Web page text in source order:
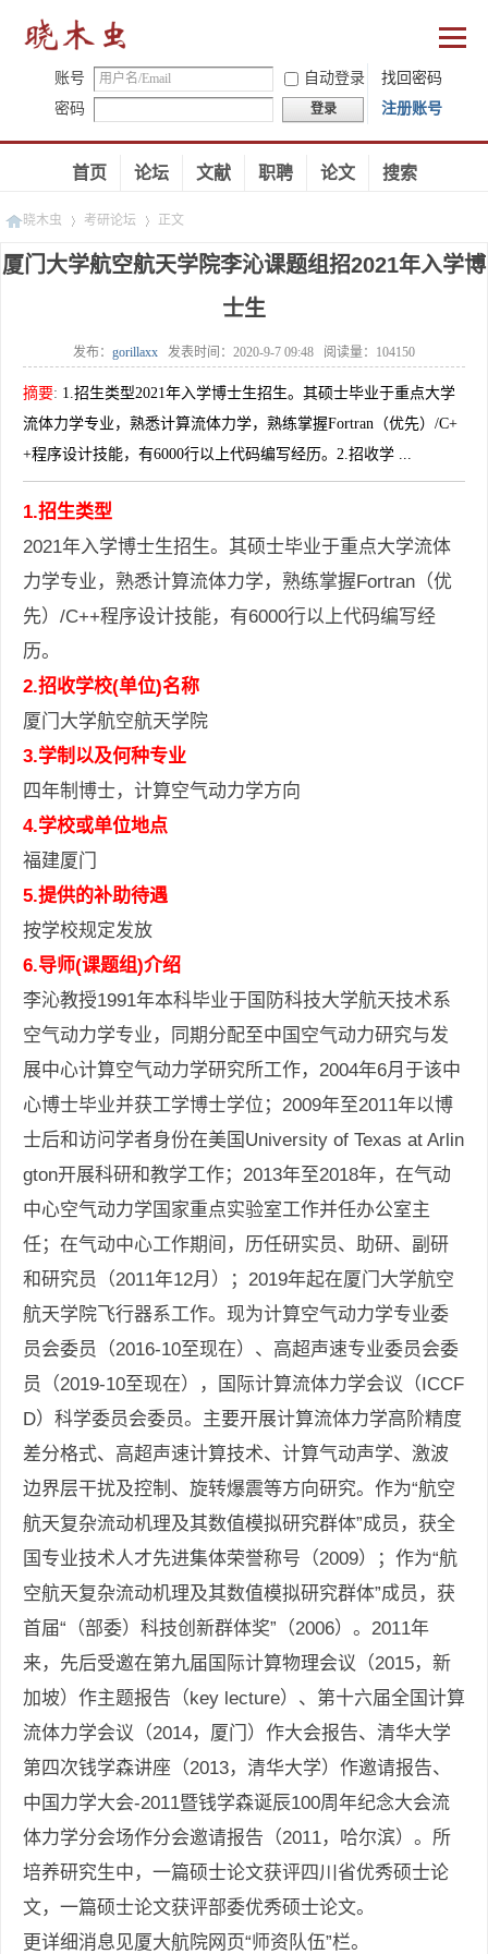
账号 自动登录
找回密码
密码
登录 注册账号
首页 论坛 文献 职聘 论文 搜索
晓木虫 考研论坛 正文
厦门大学航空航天学院李沁课题组招2021年入学博
士生
发布： gorillaxx 发表时间： 2020-9-7 09:48 阅读量： 104150
摘要: 1.招生类型2021年入学博士生招生。其硕士毕业于重点大学
流体力学专业，熟悉计算流体力学，熟练掌握Fortran（优先）/C+
+程序设计技能，有6000行以上代码编写经历。2.招收学 ...
1.招生类型
2021年入学博士生招生。其硕士毕业于重点大学流体
力学专业，熟悉计算流体力学，熟练掌握Fortran（优
先）/C++程序设计技能，有6000行以上代码编写经
历。
2.招收学校(单位)名称
厦门大学航空航天学院
3.学制以及何种专业
四年制博士，计算空气动力学方向
4.学校或单位地点
福建厦门
5.提供的补助待遇
按学校规定发放
6.导师(课题组)介绍
李沁教授1991年本科毕业于国防科技大学航天技术系
空气动力学专业，同期分配至中国空气动力研究与发
展中心计算空气动力学研究所工作，2004年6月于该中
心博士毕业并获工学博士学位；2009年至2011年以博
士后和访问学者身份在美国University of Texas at Arlin
gton开展科研和教学工作；2013年至2018年，在气动
中心空气动力学国家重点实验室工作并任办公室主
任；在气动中心工作期间，历任研实员、助研、副研
和研究员（2011年12月）；2019年起在厦门大学航空
航天学院飞行器系工作。现为计算空气动力学专业委
员会委员（2016-10至现在）、高超声速专业委员会委
员（2019-10至现在），国际计算流体力学会议（ICCF
D）科学委员会委员。主要开展计算流体力学高阶精度
差分格式、高超声速计算技术、计算气动声学、激波
边界层干扰及控制、旋转爆震等方向研究。作为“航空
航天复杂流动机理及其数值模拟研究群体”成员，获全
国专业技术人才先进集体荣誉称号（2009）；作为“航
空航天复杂流动机理及其数值模拟研究群体”成员，获
首届“（部委）科技创新群体奖”（2006）。2011年
来，先后受邀在第九届国际计算物理会议（2015，新
加坡）作主题报告（key lecture）、第十六届全国计算
流体力学会议（2014，厦门）作大会报告、清华大学
第四次钱学森讲座（2013，清华大学）作邀请报告、
中国力学大会-2011暨钱学森诞辰100周年纪念大会流
体力学分会场作分会邀请报告（2011，哈尔滨）。所
培养研究生中，一篇硕士论文获评四川省优秀硕士论
文，一篇硕士论文获评部委优秀硕士论文。
更详细消息见厦大航院网页“师资队伍”栏。